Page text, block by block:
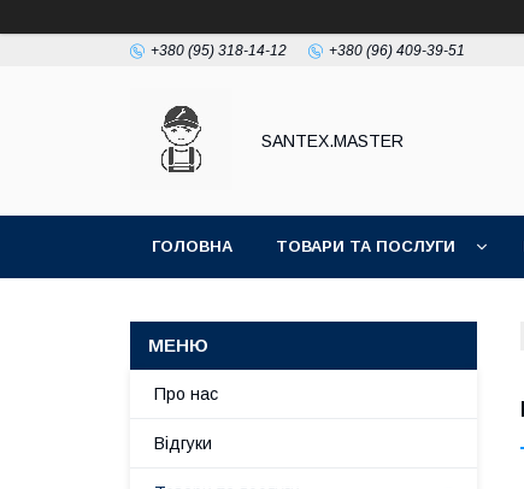
+380 (95) 318-14-12 +380 (96) 409-39-51
SANTEX.MASTER
ГОЛОВНА ТОВАРИ ТА ПОСЛУГИ
Про нас
Відгуки